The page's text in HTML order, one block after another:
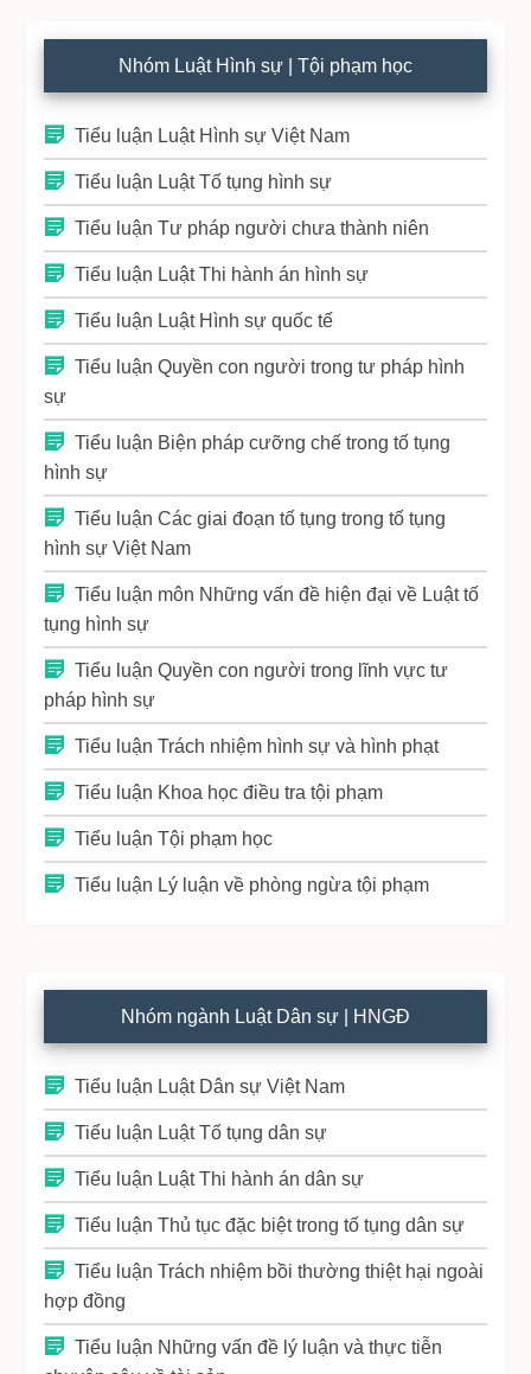
Nhóm Luật Hình sự | Tội phạm học
Tiểu luận Luật Hình sự Việt Nam
Tiểu luận Luật Tố tụng hình sự
Tiểu luận Tư pháp người chưa thành niên
Tiểu luận Luật Thi hành án hình sự
Tiểu luận Luật Hình sự quốc tế
Tiểu luận Quyền con người trong tư pháp hình
sự
Tiểu luận Biện pháp cưỡng chế trong tố tụng
hình sự
Tiểu luận Các giai đoạn tố tụng trong tố tụng
hình sự Việt Nam
Tiểu luận môn Những vấn đề hiện đại về Luật tố
tụng hình sự
Tiểu luận Quyền con người trong lĩnh vực tư
pháp hình sự
Tiểu luận Trách nhiệm hình sự và hình phạt
Tiểu luận Khoa học điều tra tội phạm
Tiểu luận Tội phạm học
Tiểu luận Lý luận về phòng ngừa tội phạm
Nhóm ngành Luật Dân sự | HNGĐ
Tiểu luận Luật Dân sự Việt Nam
Tiểu luận Luật Tố tụng dân sự
Tiểu luận Luật Thi hành án dân sự
Tiểu luận Thủ tục đặc biệt trong tố tụng dân sự
Tiểu luận Trách nhiệm bồi thường thiệt hại ngoài
hợp đồng
Tiểu luận Những vấn đề lý luận và thực tiễn